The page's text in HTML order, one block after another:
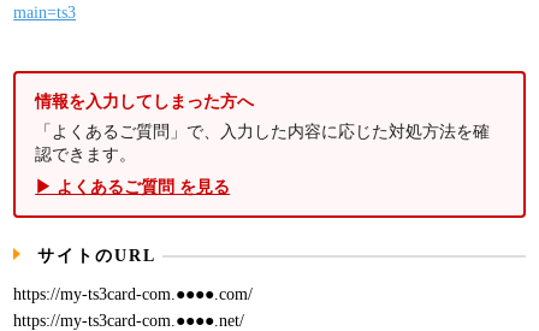
main=ts3
情報を入力してしまった方へ
「よくあるご質問」で、入力した内容に応じた対処方法を確
認できます。
▶ よくあるご質問 を見る
サイトのURL
https://my-ts3card-com.●●●●.com/
https://my-ts3card-com.●●●●.net/